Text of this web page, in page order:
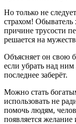
Но только не
страхом! Обыватель
причине трусости
решается на
Объясняет он свою
если убрать над ним
последнее заберёт.
Можно стать
использовать не
помочь людям,
появляется